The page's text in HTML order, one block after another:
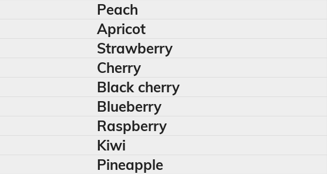
Peach
Apricot
Strawberry
Cherry
Black cherry
Blueberry
Raspberry
Kiwi
Pineapple